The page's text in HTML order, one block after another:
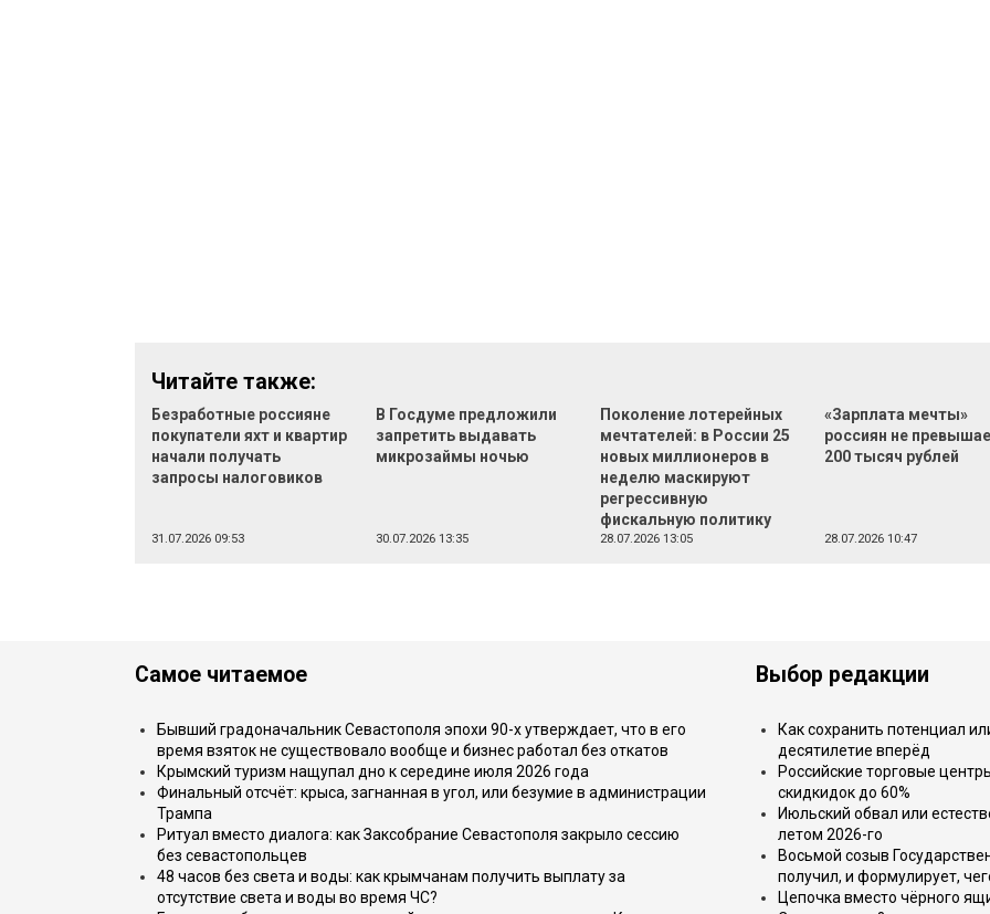
Читайте также:
Безработные россияне
покупатели яхт и квартир
начали получать
запросы налоговиков
31.07.2026 09:53
В Госдуме предложили
запретить выдавать
микрозаймы ночью
30.07.2026 13:35
Поколение лотерейных
мечтателей: в России 25
новых миллионеров в
неделю маскируют
регрессивную
фискальную политику
28.07.2026 13:05
«Зарплата мечты»
россиян не
200 тысяч рублей
28.07.2026 10:47
Самое читаемое
Бывший градоначальник Севастополя эпохи 90-х утверждает, что в его
время взяток не существовало вообще и бизнес работал без откатов
Крымский туризм нащупал дно к середине июля 2026 года
Финальный отсчёт: крыса, загнанная в угол, или безумие в администрации
Трампа
Ритуал вместо диалога: как Заксобрание Севастополя закрыло сессию
без севастопольцев
48 часов без света и воды: как крымчанам получить выплату за
отсутствие света и воды во время ЧС?
Выбор редакции
Как сохранить потенциал
десятилетие вперёд
Российские торговые
скидкидок до 60%
Июльский обвал или
летом 2026-го
Восьмой созыв
получил, и формулирует,
Цепочка вместо чёрного